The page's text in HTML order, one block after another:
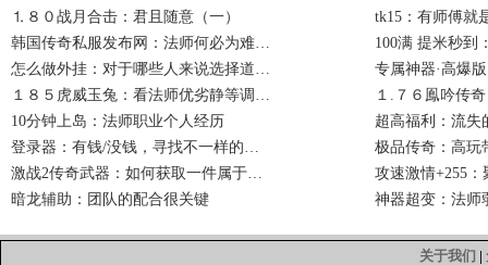
⒈８０战月合击：君且随意（一）
tk15：有师傅就
韩国传奇私服发布网：法师何必为难…
100满 提米秒到
怎么做外挂：对于哪些人来说选择道…
专属神器·高爆
１８５虎威玉兔：看法师优劣静等调…
１.７６鳯吟传
10分钟上岛：法师职业个人经历
超高福利：流
登录器：有钱/没钱，寻找不一样的…
极品传奇：高
激战2传奇武器：如何获取一件属于…
攻速激情+255
暗龙辅助：团队的配合很关键
神器超变：法
关于我们 |